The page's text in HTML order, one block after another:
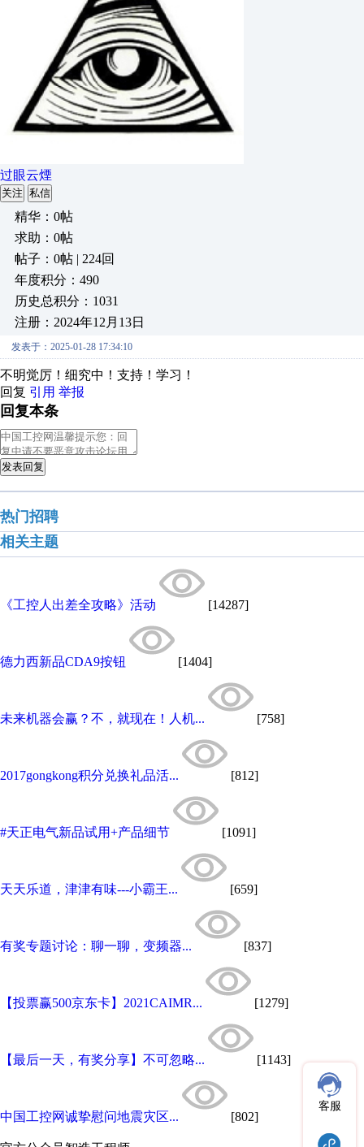
过眼云煙
关注 私信
精华：0帖
求助：0帖
帖子：0帖 | 224回
年度积分：490
历史总积分：1031
注册：2024年12月13日
发表于：2025-01-28 17:34:10
不明觉厉！细究中！支持！学习！
回复 引用 举报
回复本条
发表回复
热门招聘
相关主题
《工控人出差全攻略》活动 [14287]
德力西新品CDA9按钮 [1404]
未来机器会赢？不，就现在！人机... [758]
2017gongkong积分兑换礼品活... [812]
#天正电气新品试用+产品细节 [1091]
天天乐道，津津有味---小霸王... [659]
有奖专题讨论：聊一聊，变频器... [837]
【投票赢500京东卡】2021CAIMR... [1279]
【最后一天，有奖分享】不可忽略... [1143]
中国工控网诚挚慰问地震灾区... [802]
客服